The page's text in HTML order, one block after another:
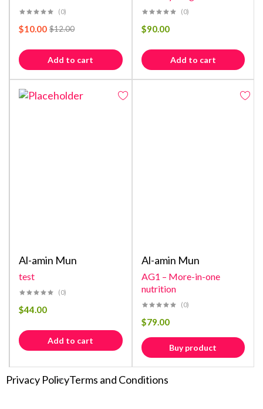
(0)
$12.00
$10.00
Add to cart
(0)
$90.00
Add to cart
Al-amin Mun
test
(0)
$44.00
Add to cart
Al-amin Mun
AG1 – More-in-one
nutrition
(0)
$79.00
Buy product
Privacy PolicyTerms and Conditions